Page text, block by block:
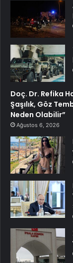
Doç. Dr. Refika
Şaşılık, Göz
Neden Olabilir”
Ağustos 6, 2026